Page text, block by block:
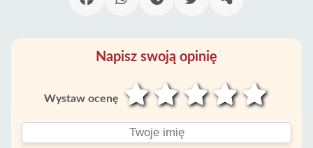
Napisz swoją opinię
Wystaw ocenę